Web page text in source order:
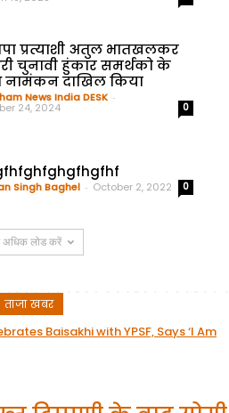
प्रत्याशी अतुल भातखलकर
चुनावी हुंकार समर्थको के
नामंकन दाखिल किया
News India DESK -
24, 2024 0
Singh Baghel - October 2, 2022 0
लोड करें